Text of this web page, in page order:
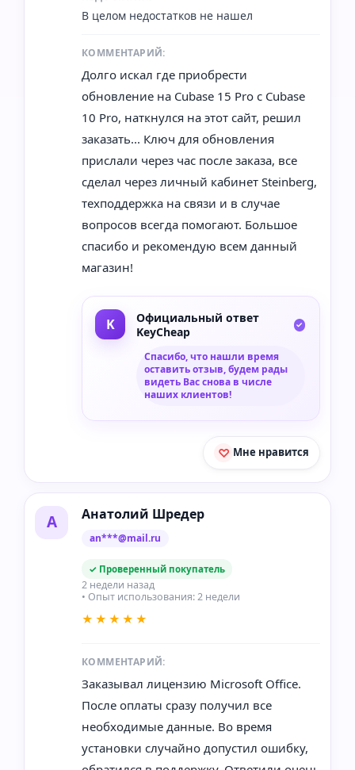
В целом недостатков не нашел
КОММЕНТАРИЙ:
Долго искал где приобрести
обновление на Cubase 15 Pro с Cubase
10 Pro, наткнулся на этот сайт, решил
заказать... Ключ для обновления
прислали через час после заказа, все
сделал через личный кабинет Steinberg,
техподдержка на связи и в случае
вопросов всегда помогают. Большое
спасибо и рекомендую всем данный
магазин!
Официальный ответ
KeyCheap
Спасибо, что нашли время
оставить отзыв, будем рады
видеть Вас снова в числе
наших клиентов!
Мне нравится
А Анатолий Шредер
an***@mail.ru
✓ Проверенный покупатель
2 недели назад
• Опыт использования: 2 недели
★★★★★
КОММЕНТАРИЙ:
Заказывал лицензию Microsoft Office.
После оплаты сразу получил все
необходимые данные. Во время
установки случайно допустил ошибку,